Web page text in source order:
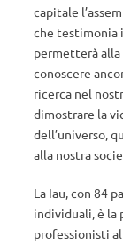
capitale
che testimonia
permetterà
conoscere
ricerca nel
dimostrare la
dell’universo,
alla nostra
La Iau, con 84
individuali, è la
professionisti al